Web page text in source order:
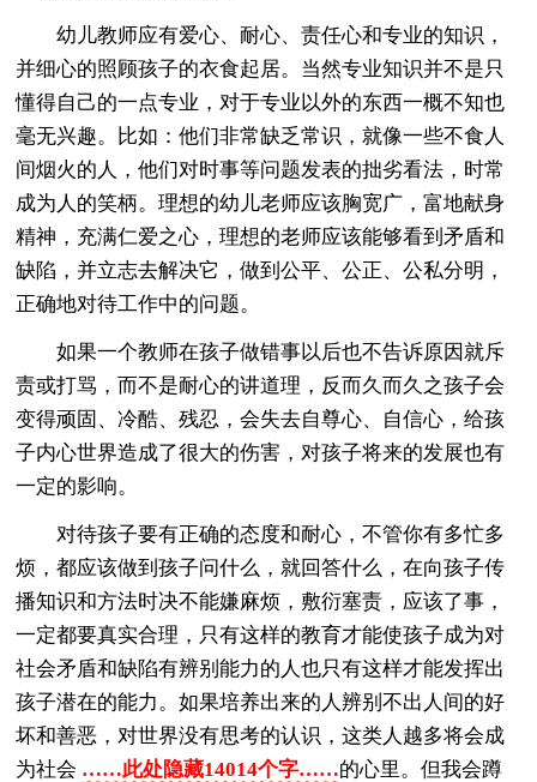
幼儿教师应有爱心、耐心、责任心和专业的知识，
并细心的照顾孩子的衣食起居。当然专业知识并不是只
懂得自己的一点专业，对于专业以外的东西一概不知也
毫无兴趣。比如：他们非常缺乏常识，就像一些不食人
间烟火的人，他们对时事等问题发表的拙劣看法，时常
成为人的笑柄。理想的幼儿老师应该胸宽广，富地献身
精神，充满仁爱之心，理想的老师应该能够看到矛盾和
缺陷，并立志去解决它，做到公平、公正、公私分明，
正确地对待工作中的问题。
如果一个教师在孩子做错事以后也不告诉原因就斥
责或打骂，而不是耐心的讲道理，反而久而久之孩子会
变得顽固、冷酷、残忍，会失去自尊心、自信心，给孩
子内心世界造成了很大的伤害，对孩子将来的发展也有
一定的影响。
对待孩子要有正确的态度和耐心，不管你有多忙多
烦，都应该做到孩子问什么，就回答什么，在向孩子传
播知识和方法时决不能嫌麻烦，敷衍塞责，应该了事，
一定都要真实合理，只有这样的教育才能使孩子成为对
社会矛盾和缺陷有辨别能力的人也只有这样才能发挥出
孩子潜在的能力。如果培养出来的人辨别不出人间的好
坏和善恶，对世界没有思考的认识，这类人越多将会成
为社会 ……此处隐藏14014个字……的心里。但我会蹲